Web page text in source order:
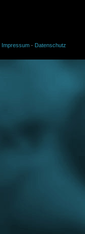
Impressum· Datenschutz